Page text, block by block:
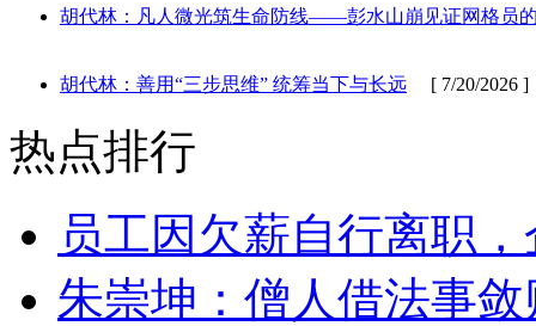
胡代林：凡人微光筑生命防线——彭水山崩见证网格员
胡代林：善用“三步思维” 统筹当下与长远 [ 7/20/2026 ]
热点排行
员工因欠薪自行离职
朱崇坤：僧人借法事